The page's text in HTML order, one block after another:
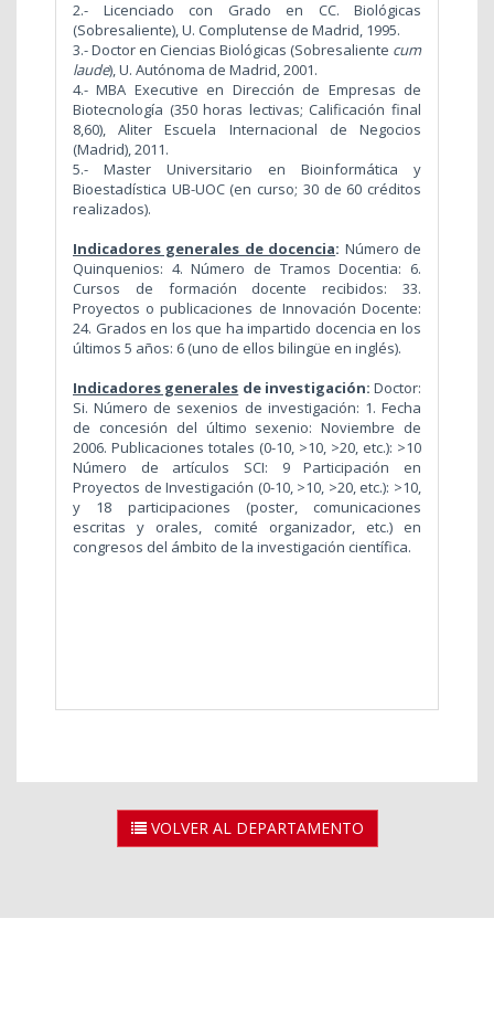
2.- Licenciado con Grado en CC. Biológicas
(Sobresaliente), U. Complutense de Madrid, 1995.
3.-Doctor en Ciencias Biológicas (Sobresaliente cum
laude), U. Autónoma de Madrid, 2001.
4.- MBA Executive en Dirección de Empresas de
Biotecnología (350 horas lectivas; Calificación final
8,60), Aliter Escuela Internacional de Negocios
(Madrid), 2011.
5.- Master Universitario en Bioinformática y
Bioestadística UB-UOC (en curso; 30 de 60 créditos
realizados).
Indicadores generales de docencia: Número de
Quinquenios: 4. Número de Tramos Docentia: 6.
Cursos de formación docente recibidos: 33.
Proyectos o publicaciones de Innovación Docente:
24. Grados en los que ha impartido docencia en los
últimos 5 años: 6 (uno de ellos bilingüe en inglés).
Indicadores generales de investigación: Doctor:
Si. Número de sexenios de investigación: 1. Fecha
de concesión del último sexenio: Noviembre de
2006. Publicaciones totales (0-10, >10, >20, etc.): >10
Número de artículos SCI: 9 Participación en
Proyectos de Investigación (0-10, >10, >20, etc.): >10,
y 18 participaciones (poster, comunicaciones
escritas y orales, comité organizador, etc.) en
congresos del ámbito de la investigación científica.
VOLVER AL DEPARTAMENTO